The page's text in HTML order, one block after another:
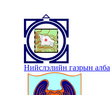
Нийслэлийн газрын алба